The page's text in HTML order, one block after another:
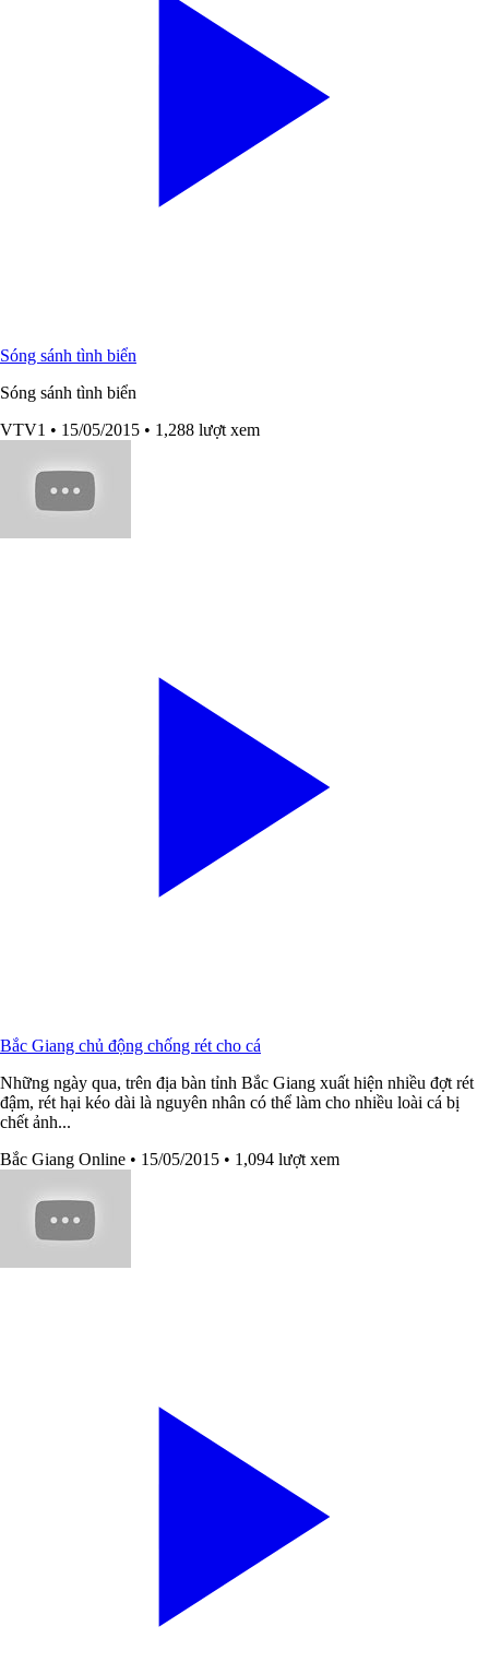
Sóng sánh tình biển
Sóng sánh tình biển
VTV1 • 15/05/2015 • 1,288 lượt xem
Bắc Giang chủ động chống rét cho cá
Những ngày qua, trên địa bàn tỉnh Bắc Giang xuất hiện nhiều đợt rét
đậm, rét hại kéo dài là nguyên nhân có thể làm cho nhiều loài cá bị
chết ảnh...
Bắc Giang Online • 15/05/2015 • 1,094 lượt xem